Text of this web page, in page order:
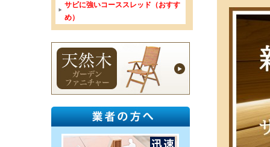
サビに強いコーススレッド（おすす
め）